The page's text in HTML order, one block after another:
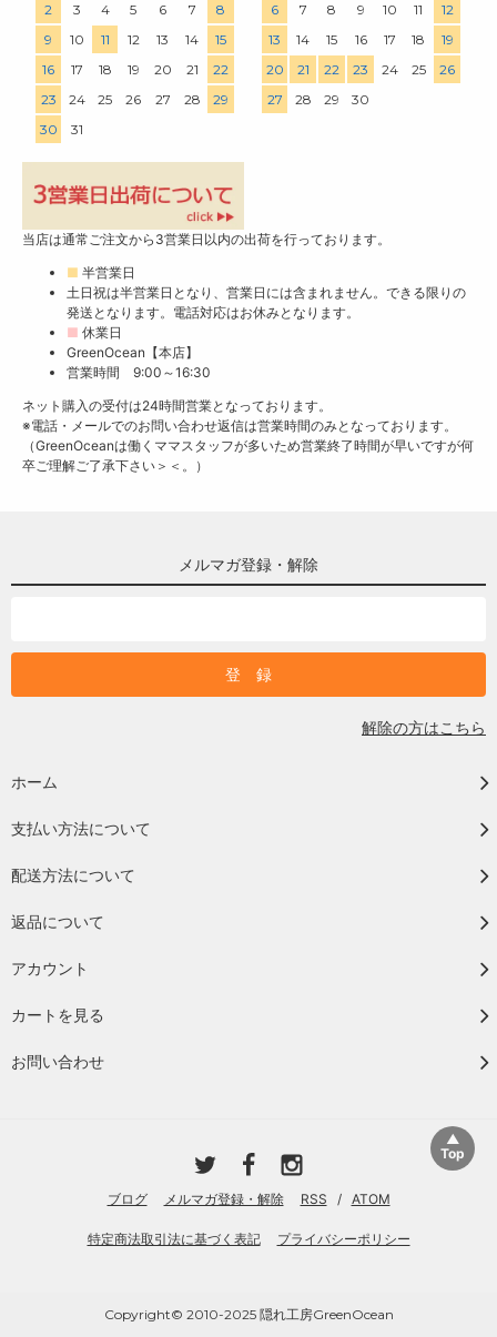
2
3 4 5 6 7
8
9
10 11 12 13 14
15
16
17 18 19 20 21
22
23
24 25 26 27 28
29
30
31
6
7 8 9 10 11
12
13
14 15 16 17 18
19
20
21 22 23 24 25
26
27
28 29 30
当店は通常ご注文から3営業日以内の出荷を行っております。
■ 半営業日
土日祝は半営業日となり、営業日には含まれません。できる限りの
発送となります。電話対応はお休みとなります。
■ 休業日
GreenOcean【本店】
営業時間 9:00～16:30
ネット購入の受付は24時間営業となっております。
※電話・メールでのお問い合わせ返信は営業時間のみとなっております。
（GreenOceanは働くママスタッフが多いため営業終了時間が早いですが何
卒ご理解ご了承下さい＞＜。）
メルマガ登録・解除
解除の方はこちら
ホーム
支払い方法について
配送方法について
返品について
アカウント
カートを見る
お問い合わせ
ブログ メルマガ登録・解除 RSS / ATOM
特定商法取引法に基づく表記 プライバシーポリシー
Copyright© 2010-2025 隠れ工房GreenOcean